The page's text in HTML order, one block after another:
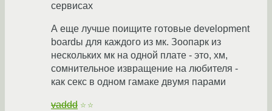
сервисах
А еще лучше поищите готовые development
boardы для каждого из мк. Зоопарк из
нескольких мк на одной плате - это, хм,
сомнительное извращение на любителя -
как секс в одном гамаке двумя парами
vaddd ☆☆